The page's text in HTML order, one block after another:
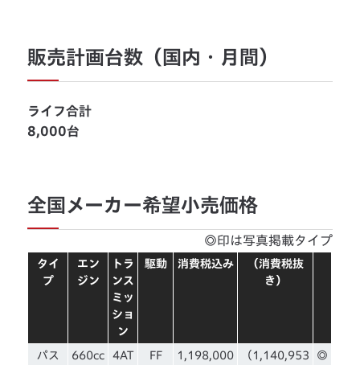
販売計画台数（国内・月間）
ライフ合計
8,000台
全国メーカー希望小売価格
◎印は写真掲載タイプ
タイ
プ
エン
ジン
トラ
ンス
ミッ
ショ
ン
駆動 消費税込み
（消費税抜
き）
パス
660cc
4AT
FF
1,198,000
（1,140,953
◎